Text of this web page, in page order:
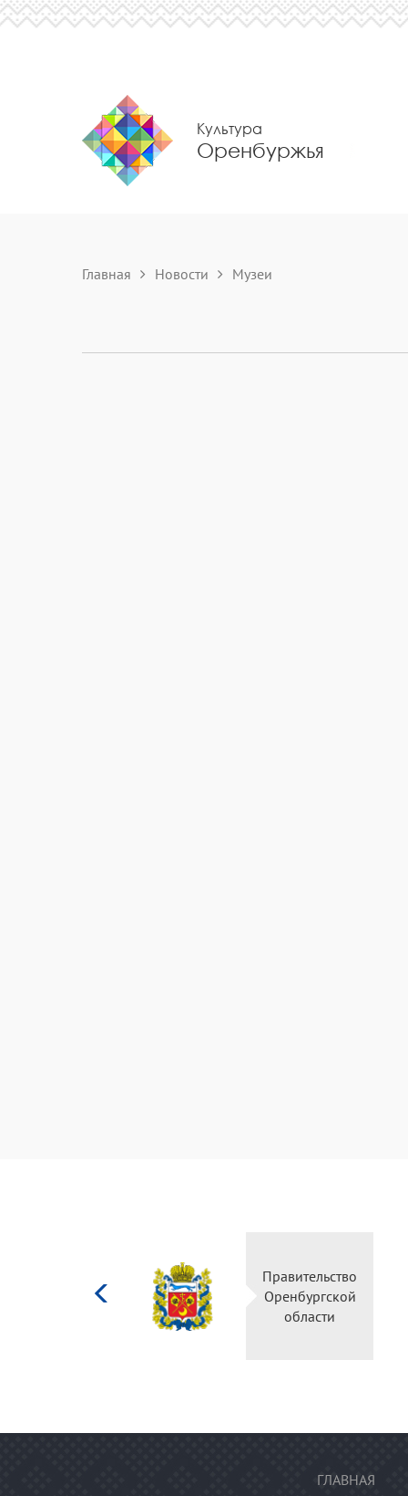
Культура
Оренбуржья
Главная Новости Музеи
культуры
Российской
Правительство
Оренбургской
области
ГЛАВНАЯ